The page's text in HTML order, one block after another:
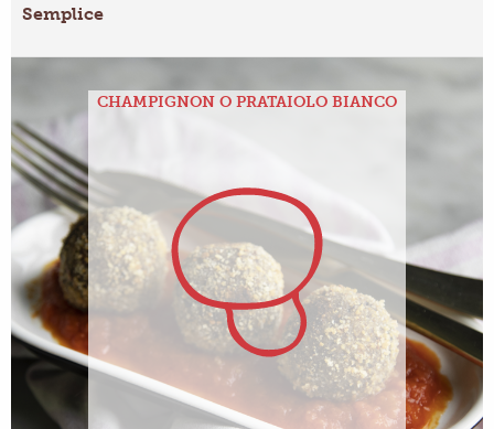
Semplice
CHAMPIGNON O PRATAIOLO BIANCO